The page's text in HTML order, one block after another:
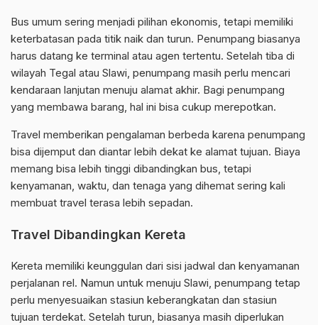
Bus umum sering menjadi pilihan ekonomis, tetapi memiliki
keterbatasan pada titik naik dan turun. Penumpang biasanya
harus datang ke terminal atau agen tertentu. Setelah tiba di
wilayah Tegal atau Slawi, penumpang masih perlu mencari
kendaraan lanjutan menuju alamat akhir. Bagi penumpang
yang membawa barang, hal ini bisa cukup merepotkan.
Travel memberikan pengalaman berbeda karena penumpang
bisa dijemput dan diantar lebih dekat ke alamat tujuan. Biaya
memang bisa lebih tinggi dibandingkan bus, tetapi
kenyamanan, waktu, dan tenaga yang dihemat sering kali
membuat travel terasa lebih sepadan.
Travel Dibandingkan Kereta
Kereta memiliki keunggulan dari sisi jadwal dan kenyamanan
perjalanan rel. Namun untuk menuju Slawi, penumpang tetap
perlu menyesuaikan stasiun keberangkatan dan stasiun
tujuan terdekat. Setelah turun, biasanya masih diperlukan